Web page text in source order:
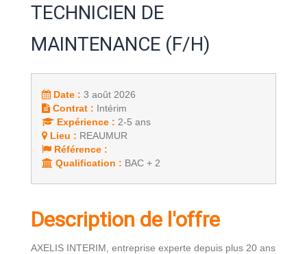
TECHNICIEN DE
MAINTENANCE (F/H)
Date : 3 août 2026
Contrat : Intérim
Expérience : 2-5 ans
Lieu : REAUMUR
Référence :
Qualification : BAC + 2
Description de l'offre
AXELIS INTERIM, entreprise experte depuis plus 20 ans